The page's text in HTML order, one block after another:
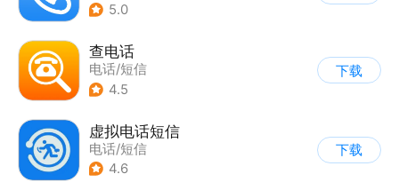
5.0
查电话
电话/短信
4.5
下载
虚拟电话短信
电话/短信
4.6
下载